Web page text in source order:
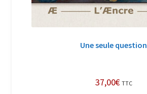
Une seule question
37,00€ TTC